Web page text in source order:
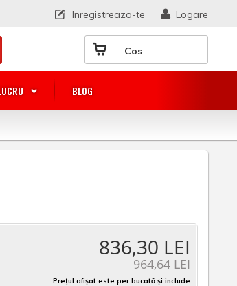
Cos
BLOG
Logare
Inregistreaza-te
836,30 LEI
964,64 LEI
Prețul afișat este per bucată și include